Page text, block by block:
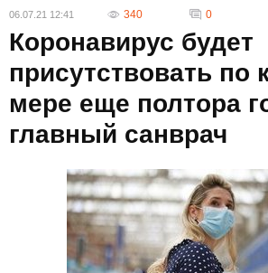
06.07.21 12:41 340 0
Коронавирус будет
присутствовать по
мере еще полтора
главный санврач